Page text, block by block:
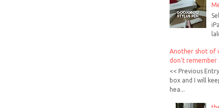
Another shot of
don't remember
<< Previous
box and I will
hea...